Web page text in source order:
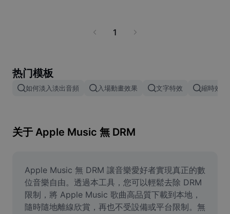
Image merge
Resize Image
Meme Generator
AI Text Remover
1
热门模板
如何淡入淡出音頻 入場動畫效果 文字特效 縮時效果
关于 Apple Music 無 DRM
Apple Music 無 DRM 讓音樂愛好者實現真正的數
位音樂自由。透過本工具，您可以輕鬆去除 DRM
限制，將 Apple Music 歌曲高品質下載到本地，
隨時隨地離線欣賞，再也不受設備或平台限制。無